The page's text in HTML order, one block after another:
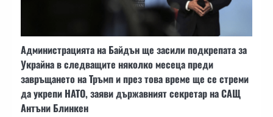
Администрацията на Байдън ще засили подкрепата за
Украйна в следващите няколко месеца преди
завръщането на Тръмп и през това време ще се стреми
да укрепи НАТО, заяви държавният секретар на САЩ
Антъни Блинкен